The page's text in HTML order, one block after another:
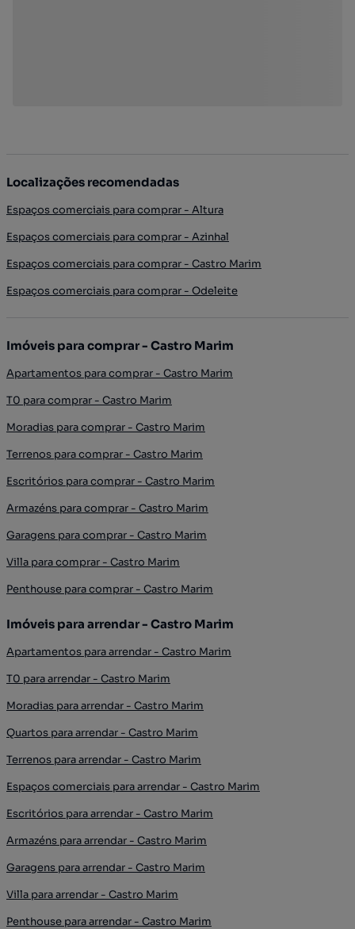
Localizações recomendadas
Espaços comerciais para comprar - Altura
Espaços comerciais para comprar - Azinhal
Espaços comerciais para comprar - Castro Marim
Espaços comerciais para comprar - Odeleite
Imóveis para comprar - Castro Marim
Apartamentos para comprar - Castro Marim
T0 para comprar - Castro Marim
Moradias para comprar - Castro Marim
Terrenos para comprar - Castro Marim
Escritórios para comprar - Castro Marim
Armazéns para comprar - Castro Marim
Garagens para comprar - Castro Marim
Villa para comprar - Castro Marim
Penthouse para comprar - Castro Marim
Imóveis para arrendar - Castro Marim
Apartamentos para arrendar - Castro Marim
T0 para arrendar - Castro Marim
Moradias para arrendar - Castro Marim
Quartos para arrendar - Castro Marim
Terrenos para arrendar - Castro Marim
Espaços comerciais para arrendar - Castro Marim
Escritórios para arrendar - Castro Marim
Armazéns para arrendar - Castro Marim
Garagens para arrendar - Castro Marim
Villa para arrendar - Castro Marim
Penthouse para arrendar - Castro Marim